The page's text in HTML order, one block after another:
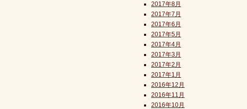
2017年8月
2017年7月
2017年6月
2017年5月
2017年4月
2017年3月
2017年2月
2017年1月
2016年12月
2016年11月
2016年10月